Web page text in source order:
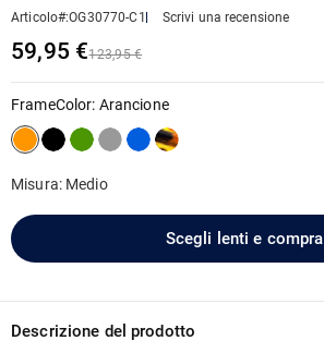
Articolo#:OG30770-C1 Scrivi una recensione
59,95 €123,95 €
FrameColor: Arancione
Misura: Medio
Scegli lenti e compra
Descrizione del prodotto